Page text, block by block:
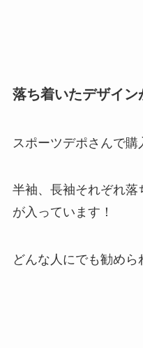
落ち着いたデザイン
スポーツデポさんで購
半袖、長袖それぞれ
が入っています！
どんな人にでも勧めら